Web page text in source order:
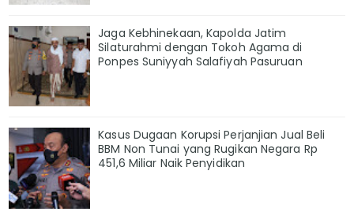
Jaga Kebhinekaan, Kapolda Jatim
Silaturahmi dengan Tokoh Agama di
Ponpes Suniyyah Salafiyah Pasuruan
Kasus Dugaan Korupsi Perjanjian Jual Beli
BBM Non Tunai yang Rugikan Negara Rp
451,6 Miliar Naik Penyidikan